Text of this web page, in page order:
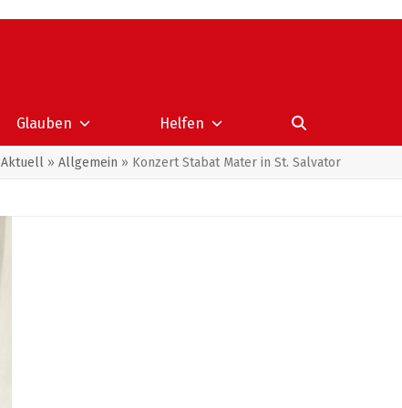
Glauben Helfen
Aktuell» Allgemein » Konzert Stabat Mater in St. Salvator